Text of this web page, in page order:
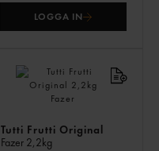
LOGGA IN
Tutti Frutti Original
Fazer 2,2kg